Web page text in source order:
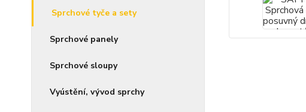
Sprchové tyče a sety
Sprchové panely
Sprchové sloupy
Vyústění, vývod sprchy